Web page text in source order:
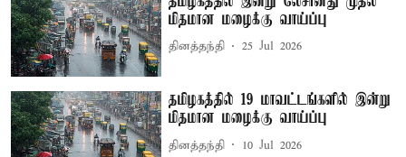
மிதமான மழைக்கு வாய்ப்பு
தினத்தந்தி 25 Jul 2026
தமிழகத்தில் 19 மாவட்டங்களில் இன்று
மிதமான மழைக்கு வாய்ப்பு
தினத்தந்தி 10 Jul 2026